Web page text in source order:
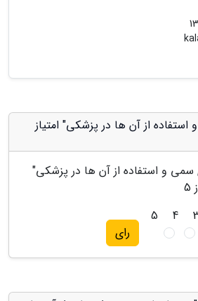
از آن ها در پزشکی" امتیاز
و استفاده از آن ها در پزشکی"
5
4
5
رای